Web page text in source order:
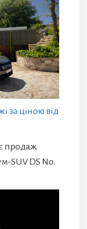
за ціною від
продаж
SUV DS No.